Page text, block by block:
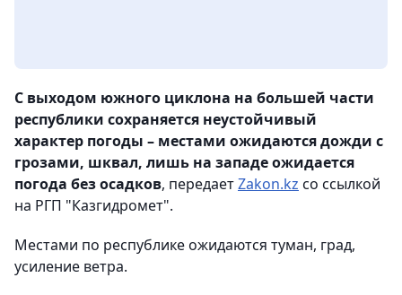
С выходом южного циклона на большей части
республики сохраняется неустойчивый
характер погоды – местами ожидаются дожди с
грозами, шквал, лишь на западе ожидается
погода без осадков, передаетZakon.kz со ссылкой
на РГП "Казгидромет".
Местами по республике ожидаются туман, град,
усиление ветра.